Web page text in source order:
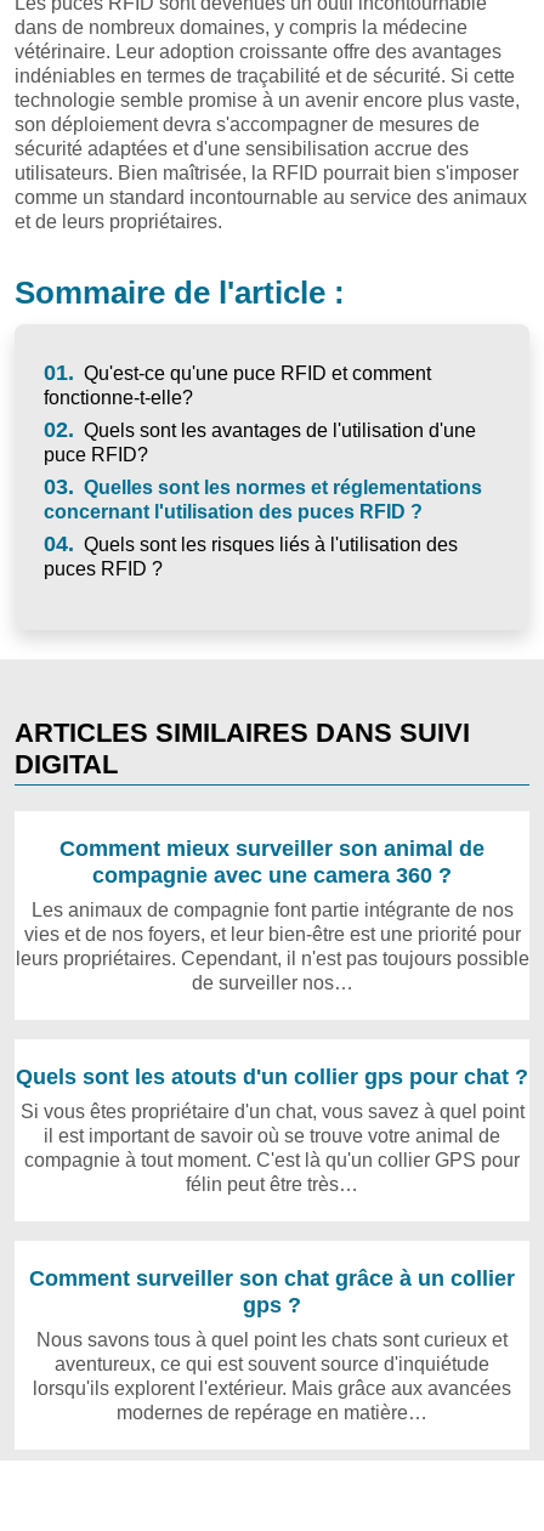
dans de nombreux domaines, y compris la médecine
vétérinaire. Leur adoption croissante offre des avantages
indéniables en termes de traçabilité et de sécurité. Si cette
technologie semble promise à un avenir encore plus vaste,
son déploiement devra s'accompagner de mesures de
sécurité adaptées et d'une sensibilisation accrue des
utilisateurs. Bien maîtrisée, la RFID pourrait bien s'imposer
comme un standard incontournable au service des animaux
et de leurs propriétaires.
Sommaire de l'article :
01. Qu'est-ce qu'une puce RFID et comment
fonctionne-t-elle?
02. Quels sont les avantages de l'utilisation d'une
puce RFID?
03. Quelles sont les normes et réglementations
concernant l'utilisation des puces RFID ?
04. Quels sont les risques liés à l'utilisation des
puces RFID ?
ARTICLES SIMILAIRES DANS SUIVI
DIGITAL
Comment mieux surveiller son animal de
compagnie avec une camera 360 ?
Les animaux de compagnie font partie intégrante de nos
vies et de nos foyers, et leur bien-être est une priorité pour
leurs propriétaires. Cependant, il n'est pas toujours possible
de surveiller nos…
Quels sont les atouts d'un collier gps pour chat ?
Si vous êtes propriétaire d'un chat, vous savez à quel point
il est important de savoir où se trouve votre animal de
compagnie à tout moment. C'est là qu'un collier GPS pour
félin peut être très…
Comment surveiller son chat grâce à un collier
gps ?
Nous savons tous à quel point les chats sont curieux et
aventureux, ce qui est souvent source d'inquiétude
lorsqu'ils explorent l'extérieur. Mais grâce aux avancées
modernes de repérage en matière…